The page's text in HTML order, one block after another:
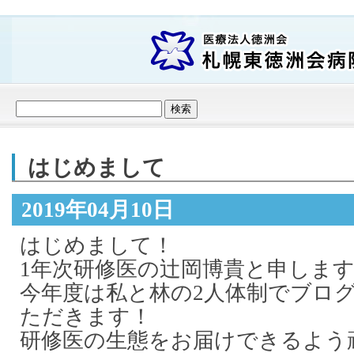
はじめまして
2019年04月10日
はじめまして！
1年次研修医の辻岡博貴と申しま
今年度は私と林の2人体制でブロ
ただきます！
研修医の生態をお届けできるよう